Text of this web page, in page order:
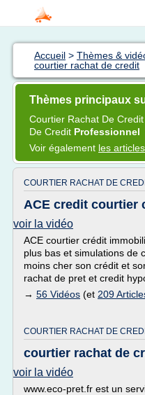
Accueil > Thèmes &
courtier rachat de credit
Thèmes principaux
Courtier Rachat De Credit
De Credit Professionnel
Voir également les articles
COURTIER RACHAT DE
ACE credit courtier
voir la vidéo
ACE courtier crédit
plus bas et simulations de
moins cher son crédit et
rachat de pret et credit
→ 56 Vidéos (et 209
COURTIER RACHAT DE
courtier rachat de
voir la vidéo
www.eco-pret.fr est un